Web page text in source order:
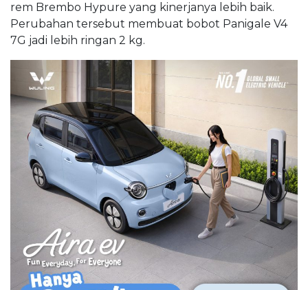
rem Brembo Hypure yang kinerjanya lebih baik.
Perubahan tersebut membuat bobot Panigale V4
7G jadi lebih ringan 2 kg.